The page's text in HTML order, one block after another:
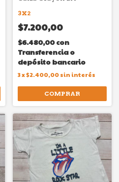
3X2
$7.200,00
$6.480,00con
Transferencia o
depósito bancario
3x$2.400,00 sin interés
COMPRAR